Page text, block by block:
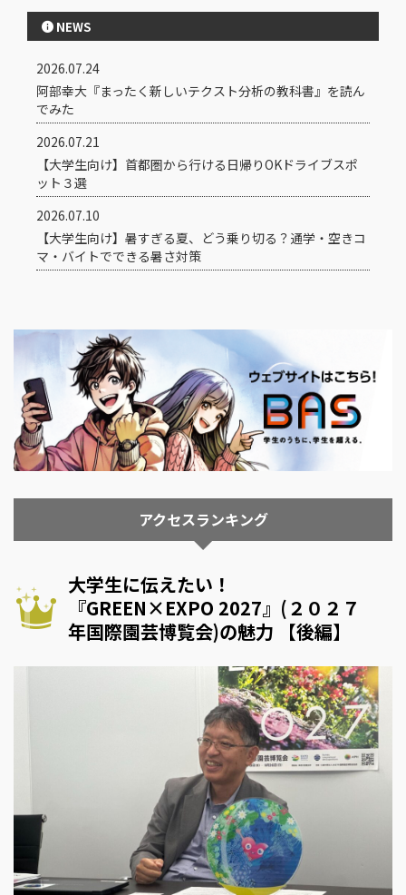
NEWS
2026.07.24
阿部幸大『まったく新しいテクスト分析の教科書』を読ん
でみた
2026.07.21
【大学生向け】首都圏から行ける日帰りOKドライブスポ
ット３選
2026.07.10
【大学生向け】暑すぎる夏、どう乗り切る？通学・空きコ
マ・バイトでできる暑さ対策
アクセスランキング
大学生に伝えたい！
『GREEN×EXPO 2027』(２０２７
年国際園芸博覧会)の魅力 【後編】